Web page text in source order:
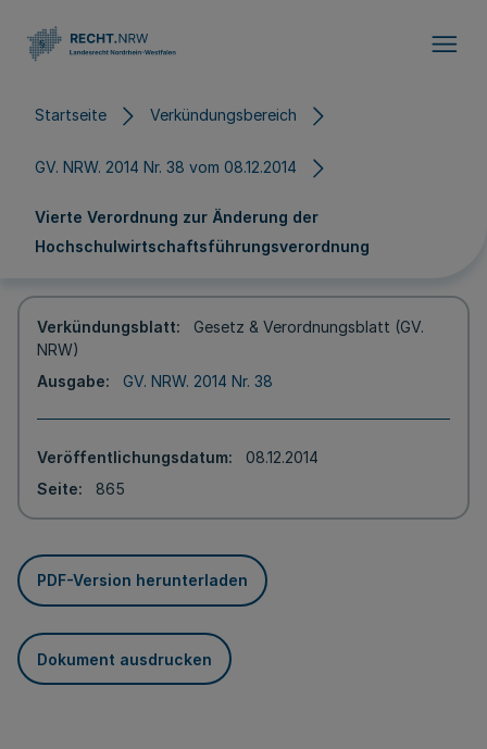
Startseite Verkündungsbereich
GV. NRW. 2014 Nr. 38 vom 08.12.2014
Vierte Verordnung zur Änderung der
Hochschulwirtschaftsführungsverordnung
Verkündungsblatt
Gesetz & Verordnungsblatt (GV.
NRW)
Ausgabe
GV. NRW. 2014 Nr. 38
Veröffentlichungsdatum
08.12.2014
Seite
865
PDF-Version herunterladen
Dokument ausdrucken